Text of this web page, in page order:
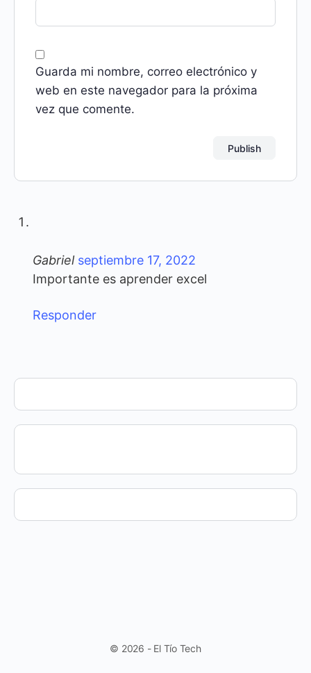
Guarda mi nombre, correo electrónico y
web en este navegador para la próxima
vez que comente.
Gabriel septiembre 17, 2022
Importante es aprender excel
Responder
© 2026 - El Tío Tech